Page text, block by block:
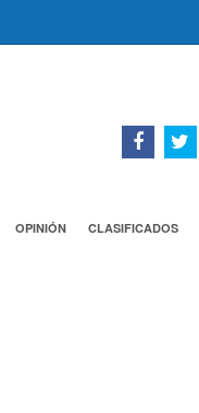
OPINIÓN CLASIFICADOS